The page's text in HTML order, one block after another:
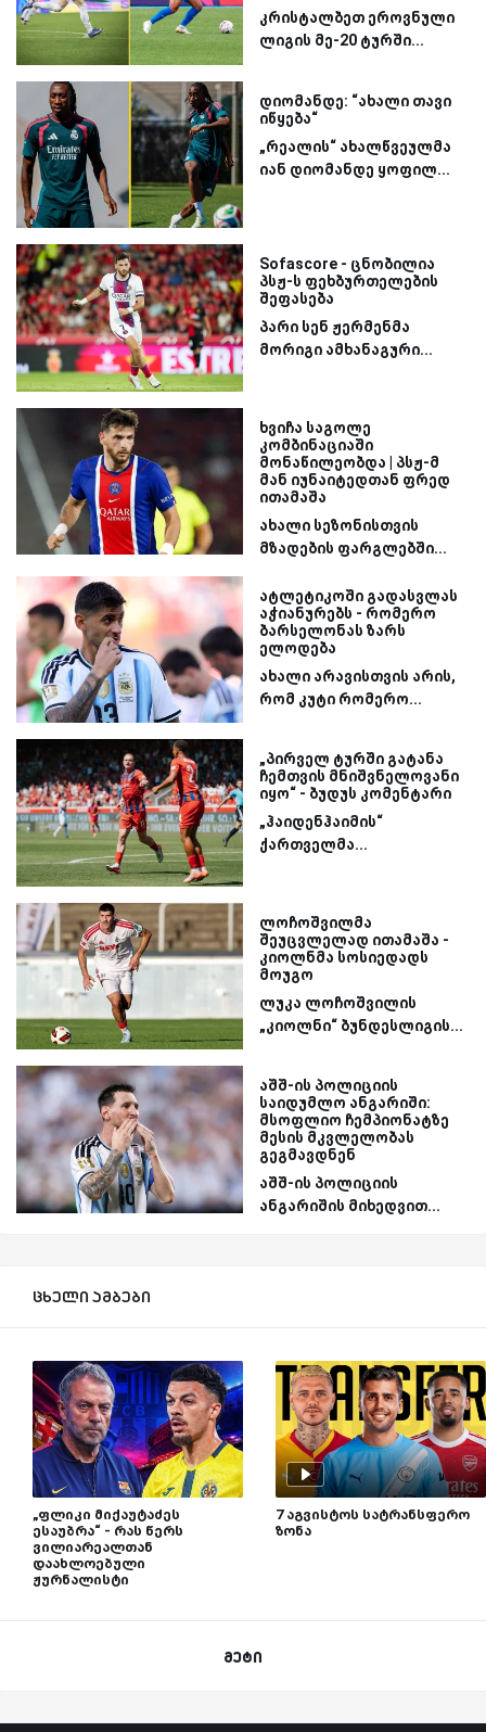
კრისტალბეთ ეროვნული
ლიგის მე-20 ტურში...
დიომანდე: “ახალი თავი
იწყება“
„რეალის“ ახალწვეულმა
იან დიომანდე ყოფილ...
Sofascore - ცნობილია
პსჟ-ს ფეხბურთელების
შეფასება
პარი სენ ჟერმენმა
მორიგი ამხანაგური...
ხვიჩა საგოლე
კომბინაციაში
მონაწილეობდა | პსჟ-მ
მან იუნაიტედთან ფრედ
ითამაშა
ახალი სეზონისთვის
მზადების ფარგლებში...
ატლეტიკოში გადასვლას
აჭიანურებს - რომერო
ბარსელონას ზარს
ელოდება
ახალი არავისთვის არის,
რომ კუტი რომერო...
„პირველ ტურში გატანა
ჩემთვის მნიშვნელოვანი
იყო“ - ბუდუს კომენტარი
„ჰაიდენჰაიმის“
ქართველმა...
ლოჩოშვილმა
შეუცვლელად ითამაშა -
კიოლნმა სოსიედადს
მოუგო
ლუკა ლოჩოშვილის
„კიოლნი“ ბუნდესლიგის...
აშშ-ის პოლიციის
საიდუმლო ანგარიში:
მსოფლიო ჩემპიონატზე
მესის მკვლელობას
გეგმავდნენ
აშშ-ის პოლიციის
ანგარიშის მიხედვით...
ცხელი ამბები
„ფლიკი მიქაუტაძეს
ესაუბრა“ - რას წერს
ვილიარეალთან
დაახლოებული
ჟურნალისტი
7 აგვისტოს სატრანსფერო
ზონა
მეტი